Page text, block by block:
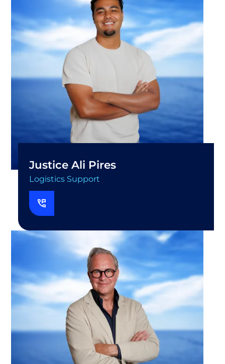
Justice Ali Pires
Logistics Support